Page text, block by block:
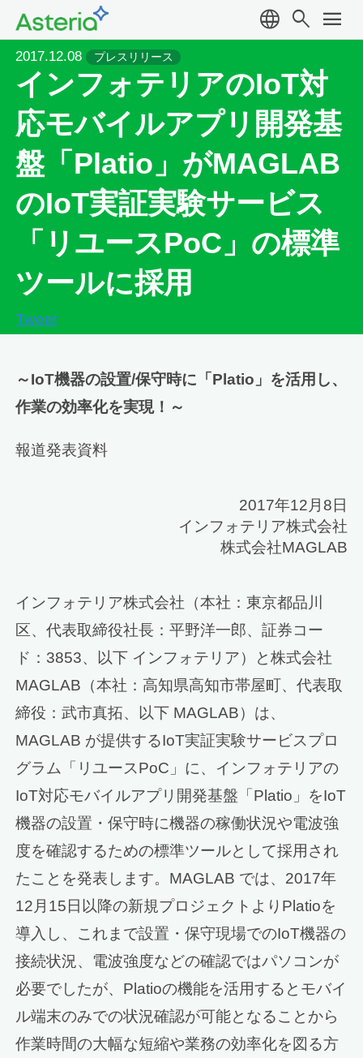
language search menu
2017.12.08 プレスリリース
インフォテリアのIoT対
応モバイルアプリ開発基
盤「Platio」がMAGLAB
のIoT実証実験サービス
「リユースPoC」の標準
ツールに採用
Tweet
～IoT機器の設置/保守時に「Platio」を活用し、
作業の効率化を実現！～
報道発表資料
2017年12月8日
インフォテリア株式会社
株式会社MAGLAB
インフォテリア株式会社（本社：東京都品川
区、代表取締役社長：平野洋一郎、証券コー
ド：3853、以下 インフォテリア）と株式会社
MAGLAB（本社：高知県高知市帯屋町、代表取
締役：武市真拓、以下 MAGLAB）は、
MAGLAB が提供するIoT実証実験サービスプロ
グラム「リユースPoC」に、インフォテリアの
IoT対応モバイルアプリ開発基盤「Platio」をIoT
機器の設置・保守時に機器の稼働状況や電波強
度を確認するための標準ツールとして採用され
たことを発表します。MAGLAB では、2017年
12月15日以降の新規プロジェクトよりPlatioを
導入し、これまで設置・保守現場でのIoT機器の
接続状況、電波強度などの確認ではパソコンが
必要でしたが、Platioの機能を活用するとモバイ
ル端末のみでの状況確認が可能となることから
作業時間の大幅な短縮や業務の効率化を図る方